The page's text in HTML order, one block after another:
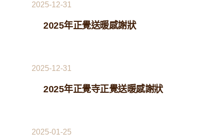
2025-12-31
2025年正覺送暖感謝狀
2025-12-31
2025年正覺寺正覺送暖感謝狀
2025-01-25